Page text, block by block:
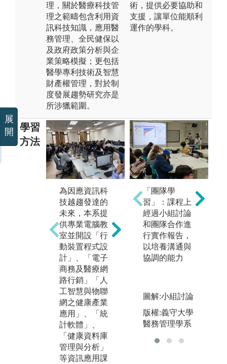
理，關於醫療科技管
理之範疇包含利用資
訊科技知識，應用醫
務管理、全民健保以
及政府政策分析與企
業策略模擬；更包括
醫學專利技術及智慧
財產權管理，對於制
度發展趨勢研究亦是
所涉獵範圍。
術，提供必要協助和
支援，讓單位能順利
運作的學科。
學習
方法
為因應資訊科
技越趨發達的
未來，本系提
供專業電腦教
室並開設「行
動裝置程式設
計」、「電子
商務及醫療網
路行銷」「人
工智慧與物聯
網之健康產業
應用」、「統
計軟體」、
「健康資料庫
管理與分析」
等資訊應用課
實習除了印證
在校所學的知
識理論外，亦
實務技能，本
系除了開授一
般管理課程
康保險、病歷
「團隊學
習」：課程上
經過小組討論
和團隊合作進
行實作報告，
以培養溝通與
協調的能力
圖解:小組討論
版權:義守大學
醫務管理學系
展
開